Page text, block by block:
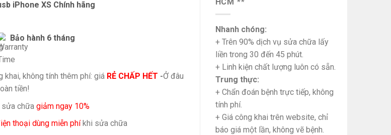
iPhone XS Chính hãng
Bảo hành 6 tháng
khai, không tính thêm phí: giá RẺ CHẤP HẾT -Ở đâu
tiền!
chữa giảm ngay 10%
thoại dùng miễn phíkhi sửa chữa
Nhanh chóng:
+ Trên 90% dịch vụ sửa chữa lấy
liền trong 30 đến 45 phút.
+ Linh kiện chất lượng luôn có sẵn.
Trung thực:
+ Chẩn đoán bệnh trực tiếp, không
tính phí.
+ Giá công khai trên website, chỉ
báo giá một lần, không vẽ bệnh.